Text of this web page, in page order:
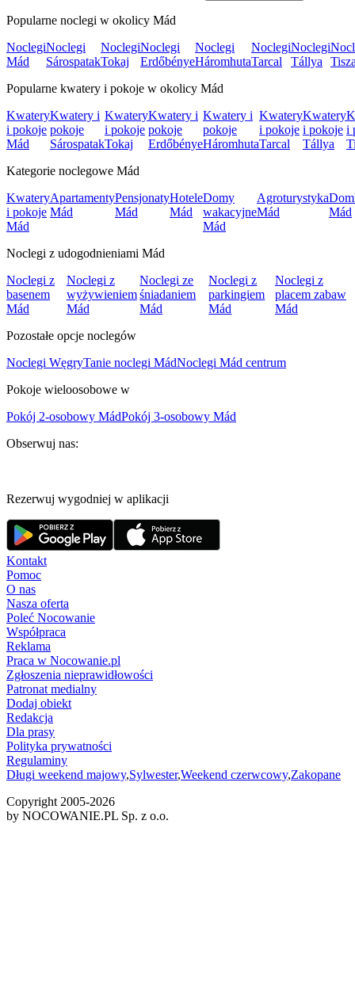
Popularne noclegi w okolicy Mád
Noclegi
Mád
Noclegi
Sárospatak
Noclegi
Tokaj
Noclegi
Erdőbénye
Noclegi
Háromhuta
Noclegi
Tarcal
Noclegi
Tállya
Popularne kwatery i pokoje w okolicy Mád
Kwatery
i pokoje
Mád
Kwatery i
pokoje
Sárospatak
Kwatery
i pokoje
Tokaj
Kwatery i
pokoje
Erdőbénye
Kwatery i
pokoje
Háromhuta
Kwatery
i pokoje
Tarcal
Kwatery
i pokoje
Tállya
i
Kategorie noclegowe Mád
Kwatery
i pokoje
Mád
Apartamenty
Mád
Pensjonaty
Mád
Hotele
Mád
Domy
wakacyjne
Mád
Agroturystyka
Mád
Mád
Noclegi z udogodnieniami Mád
Noclegi z
basenem
Mád
Noclegi z
wyżywieniem
Mád
Noclegi ze
śniadaniem
Mád
Noclegi z
parkingiem
Mád
Noclegi z
placem zabaw
Mád
Pozostałe opcje noclegów
Noclegi WęgryTanie noclegi MádNoclegi Mád centrum
Pokoje wieloosobowe w
Pokój 2-osobowy MádPokój 3-osobowy Mád
Obserwuj nas:
Rezerwuj wygodniej w aplikacji
Kontakt
Pomoc
O nas
Nasza oferta
Poleć Nocowanie
Współpraca
Reklama
Praca w Nocowanie.pl
Zgłoszenia nieprawidłowości
Patronat medialny
Dodaj obiekt
Redakcja
Dla prasy
Polityka prywatności
Regulaminy
Długi weekend majowy,Sylwester,Weekend czerwcowy,Zakopane
Copyright 2005-2026
by NOCOWANIE.PL Sp. z o.o.